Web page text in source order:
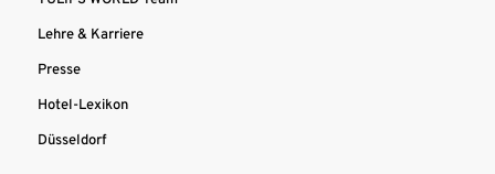
Lehre & Karriere
Presse
Hotel-Lexikon
Düsseldorf